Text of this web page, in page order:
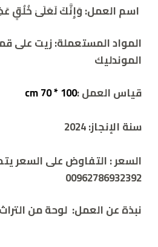
اسم العمل:وَإِنَّكَ لَعَلَىٰ خُلُقٍ
المواد المستعملة:زيت على
الموندليك
قياس العمل :100 * 70 cm
سنة الإنجاز:2024
السعر :التفاوض على السعر
00962786932392
نبذة عن العمل: لوحة من